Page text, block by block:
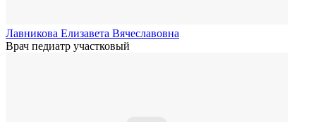
Лавникова Елизавета Вячеславовна
Врач педиатр участковый